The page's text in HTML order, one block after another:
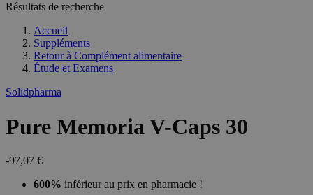
Résultats de recherche
Accueil
Suppléments
Retour à Complément alimentaire
Étude et Examens
Solidpharma
Pure Memoria V-Caps 30
-97,07 €
600% inférieur au prix en pharmacie !